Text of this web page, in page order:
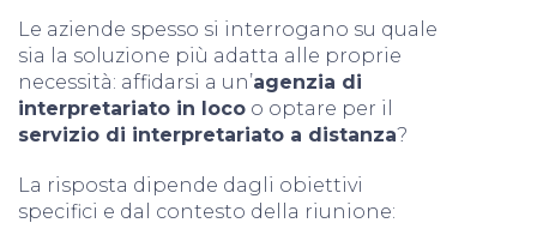
Le aziende spesso si interrogano su quale
sia la soluzione più adatta alle proprie
necessità: affidarsi a un’agenzia di
interpretariato in loco o optare per il
servizio di interpretariato a distanza?
La risposta dipende dagli obiettivi
specifici e dal contesto della riunione: